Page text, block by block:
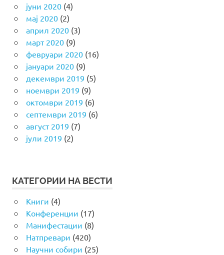
јуни 2020(4)
мај 2020(2)
април 2020(3)
март 2020(9)
февруари 2020(16)
јануари 2020(9)
декември 2019 (5)
ноември 2019 (9)
октомври 2019 (6)
септември 2019 (6)
август 2019 (7)
јули 2019 (2)
КАТЕГОРИИ НА ВЕСТИ
Книги (4)
Конференции (17)
Манифестации (8)
Натпревари (420)
Научни собири (25)